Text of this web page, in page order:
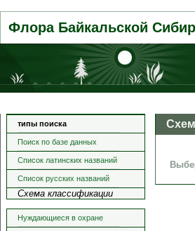
Флора Байкальской
типы поиска
Поиск по базе данных
Список латинских названий
Список русских названий
Схема классификации
Нуждающиеся в охране